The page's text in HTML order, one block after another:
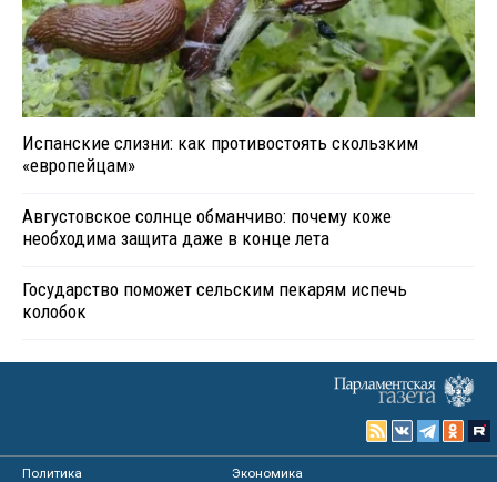
Испанские слизни: как противостоять скользким
«европейцам»
Августовское солнце обманчиво: почему коже
необходима защита даже в конце лета
Государство поможет сельским пекарям испечь
колобок
Политика
Экономика